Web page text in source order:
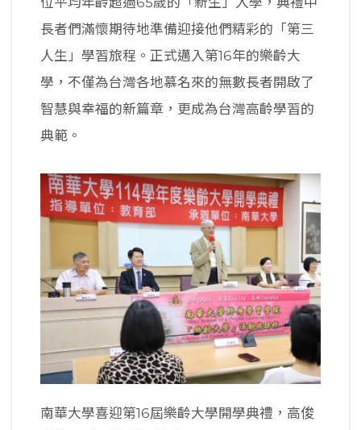
長者們滿懷期待地準備迎接他們精彩的「第三
人生」學習旅程。正式邁入第16年的樂齡大
學，不僅為台灣各地慕名來的無數長者開啟了
智慧與幸福的新篇章，更成為台灣高齡學習的
典範。
南華大學喜迎第16屆樂齡大學開學典禮，高俊